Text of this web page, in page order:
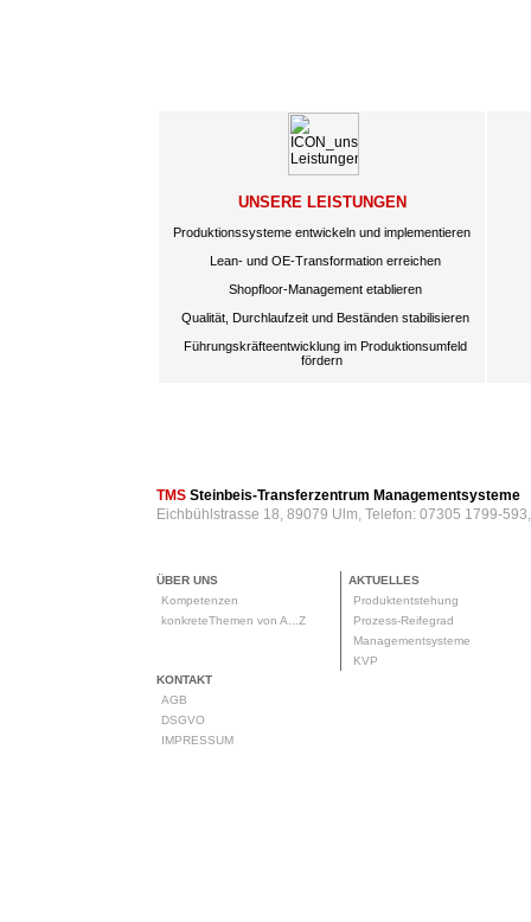
UNSERE LEISTUNGEN
Produktionssysteme entwickeln und implementieren
Lean- und OE-Transformation erreichen
Shopfloor-Management etablieren
Qualität, Durchlaufzeit und Beständen stabilisieren
Führungskräfteentwicklung im Produktionsumfeld
fördern
TMS Steinbeis-Transferzentrum Managementsysteme
Eichbühlstrasse 18, 89079 Ulm, Telefon: 07305 1799-
ÜBER UNS
Kompetenzen
konkreteThemen von A...Z
AKTUELLES
Produktentstehung
Prozess-Reifegrad
Managementsysteme
KVP
KONTAKT
AGB
DSGVO
IMPRESSUM